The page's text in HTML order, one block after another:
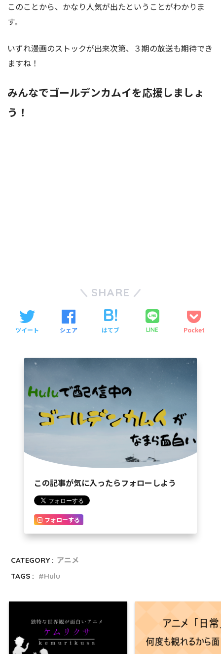
このことから、かなり人気が出たということがわかりま
す。
いずれ漫画のストックが出来次第、３期の放送も期待でき
ますね！
みんなでゴールデンカムイを応援しましょ
う！
SHARE
ツイート シェア はてブ LINE Pocket
この記事が気に入ったらフォローしよう
フォローする
CATEGORY : アニメ
TAGS :
Hulu